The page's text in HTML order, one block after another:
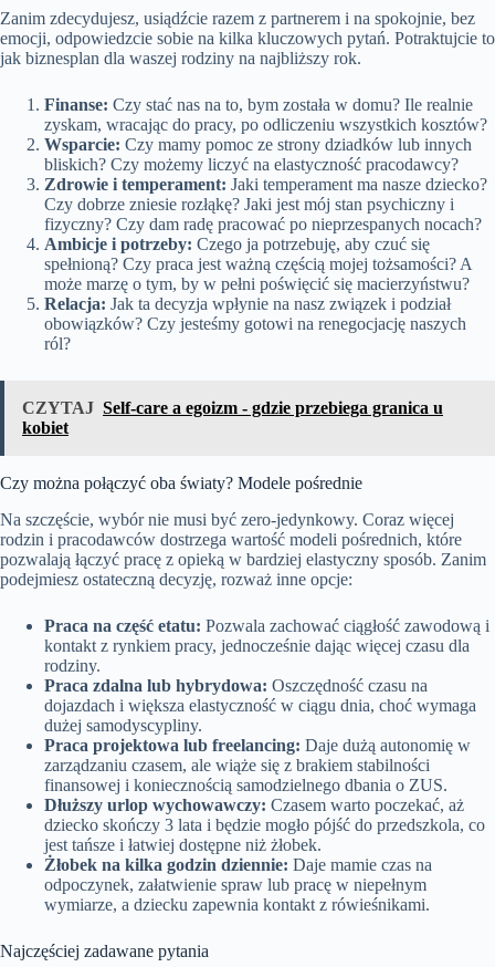
Zanim zdecydujesz, usiądźcie razem z partnerem i na spokojnie, bez
emocji, odpowiedzcie sobie na kilka kluczowych pytań. Potraktujcie to
jak biznesplan dla waszej rodziny na najbliższy rok.
Finanse: Czy stać nas na to, bym została w domu? Ile realnie
zyskam, wracając do pracy, po odliczeniu wszystkich kosztów?
Wsparcie: Czy mamy pomoc ze strony dziadków lub innych
bliskich? Czy możemy liczyć na elastyczność pracodawcy?
Zdrowie i temperament: Jaki temperament ma nasze dziecko?
Czy dobrze zniesie rozłąkę? Jaki jest mój stan psychiczny i
fizyczny? Czy dam radę pracować po nieprzespanych nocach?
Ambicje i potrzeby: Czego ja potrzebuję, aby czuć się
spełnioną? Czy praca jest ważną częścią mojej tożsamości? A
może marzę o tym, by w pełni poświęcić się macierzyństwu?
Relacja: Jak ta decyzja wpłynie na nasz związek i podział
obowiązków? Czy jesteśmy gotowi na renegocjację naszych
ról?
CZYTAJ Self-care a egoizm - gdzie przebiega granica u
kobiet
Czy można połączyć oba światy? Modele pośrednie
Na szczęście, wybór nie musi być zero-jedynkowy. Coraz więcej
rodzin i pracodawców dostrzega wartość modeli pośrednich, które
pozwalają łączyć pracę z opieką w bardziej elastyczny sposób. Zanim
podejmiesz ostateczną decyzję, rozważ inne opcje:
Praca na część etatu: Pozwala zachować ciągłość zawodową i
kontakt z rynkiem pracy, jednocześnie dając więcej czasu dla
rodziny.
Praca zdalna lub hybrydowa: Oszczędność czasu na
dojazdach i większa elastyczność w ciągu dnia, choć wymaga
dużej samodyscypliny.
Praca projektowa lub freelancing: Daje dużą autonomię w
zarządzaniu czasem, ale wiąże się z brakiem stabilności
finansowej i koniecznością samodzielnego dbania o ZUS.
Dłuższy urlop wychowawczy: Czasem warto poczekać, aż
dziecko skończy 3 lata i będzie mogło pójść do przedszkola, co
jest tańsze i łatwiej dostępne niż żłobek.
Żłobek na kilka godzin dziennie: Daje mamie czas na
odpoczynek, załatwienie spraw lub pracę w niepełnym
wymiarze, a dziecku zapewnia kontakt z rówieśnikami.
Najczęściej zadawane pytania